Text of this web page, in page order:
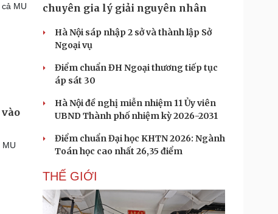
MU
MU
chuyên gia lý giải nguyên nhân
Hà Nội sáp nhập 2 sở và thành lập Sở
Ngoại vụ
Điểm chuẩn ĐH Ngoại thương tiếp tục
áp sát 30
Hà Nội đề nghị miễn nhiệm 11 Ủy viên
UBND Thành phố nhiệm kỳ 2026-2031
Điểm chuẩn Đại học KHTN 2026: Ngành
Toán học cao nhất 26,35 điểm
THẾ GIỚI